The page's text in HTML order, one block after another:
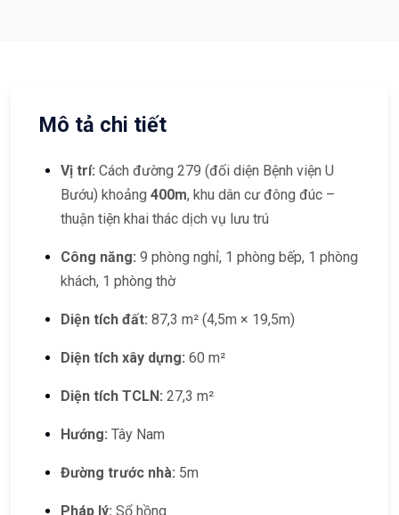
Mô tả chi tiết
Vị trí: Cách đường 279 (đối diện Bệnh viện U
Bướu) khoảng 400m, khu dân cư đông đúc –
thuận tiện khai thác dịch vụ lưu trú
Công năng: 9 phòng nghỉ, 1 phòng bếp, 1 phòng
khách, 1 phòng thờ
Diện tích đất: 87,3 m² (4,5m × 19,5m)
Diện tích xây dựng: 60 m²
Diện tích TCLN: 27,3 m²
Hướng: Tây Nam
Đường trước nhà: 5m
Pháp lý: Sổ hồng